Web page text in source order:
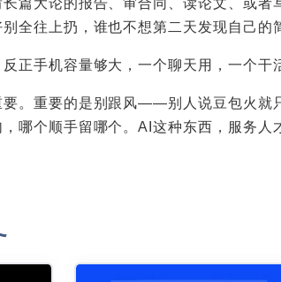
全往上扔，谁也不想第二天发现自己的
正手机容量够大，一个聊天用，一个
。重要的是别跟风——别人说豆包火就
哪个顺手留哪个。AI这种东西，服务人